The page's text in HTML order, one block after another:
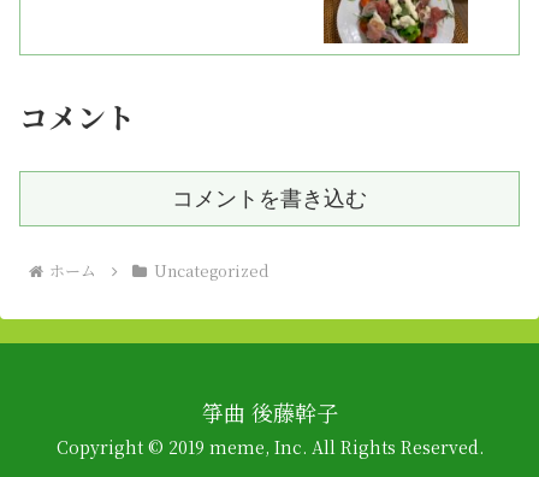
コメント
コメントを書き込む
ホーム Uncategorized
箏曲 後藤幹子
Copyright © 2019 meme, Inc. All Rights Reserved.